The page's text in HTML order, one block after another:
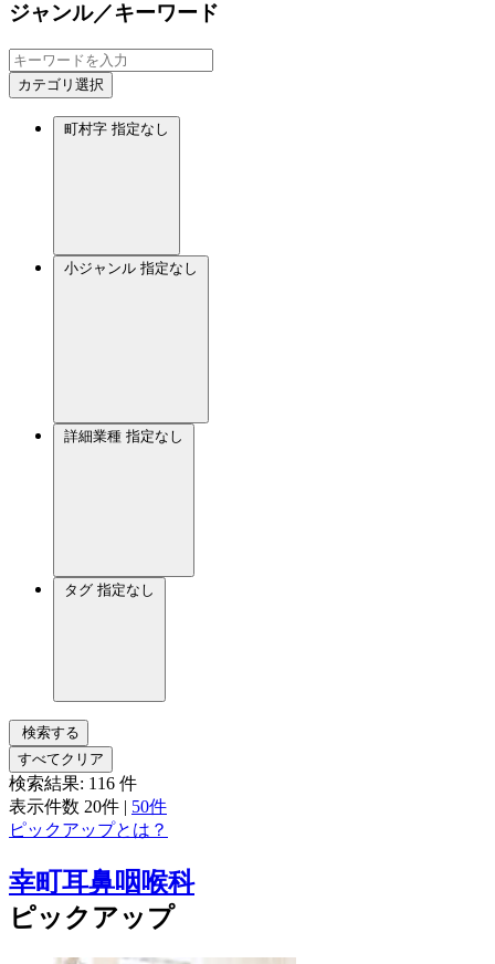
ジャンル／キーワード
カテゴリ選択
町村字 指定なし
小ジャンル 指定なし
詳細業種 指定なし
タグ 指定なし
検索する
すべてクリア
検索結果: 116 件
表示件数 20件 | 50件
ピックアップとは？
幸町耳鼻咽喉科
ピックアップ